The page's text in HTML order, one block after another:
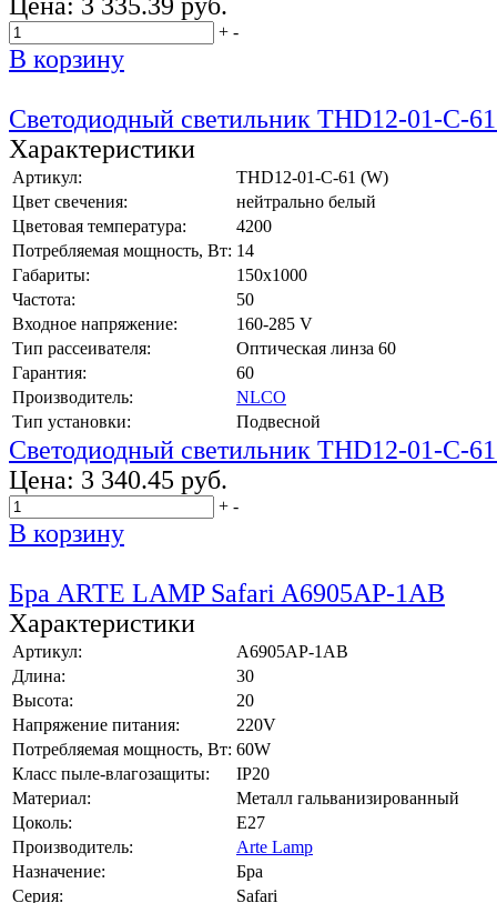
+ -
В корзину
Светодиодный светильник THD12-01-С-
Характеристики
Артикул:
THD12-01-C-61 (W)
Цвет свечения:
нейтрально белый
Цветовая температура:
4200
Потребляемая мощность, Вт: 14
Габариты:
150x1000
Частота:
50
Входное напряжение:
160-285 V
Тип рассеивателя:
Оптическая линза 60
Гарантия:
60
Производитель:
NLCO
Тип установки:
Подвесной
Светодиодный светильник THD12-01-С-
Цена: 3 340.45 руб.
+ -
В корзину
Бра ARTE LAMP Safari A6905AP-1AB
Характеристики
Артикул:
A6905AP-1AB
Длина:
30
Высота:
20
Напряжение питания:
220V
Потребляемая мощность, Вт: 60W
Класс пыле-влагозащиты:
IP20
Материал:
Металл гальванизированный
Цоколь:
E27
Производитель:
Arte Lamp
Назначение:
Бра
Серия:
Safari